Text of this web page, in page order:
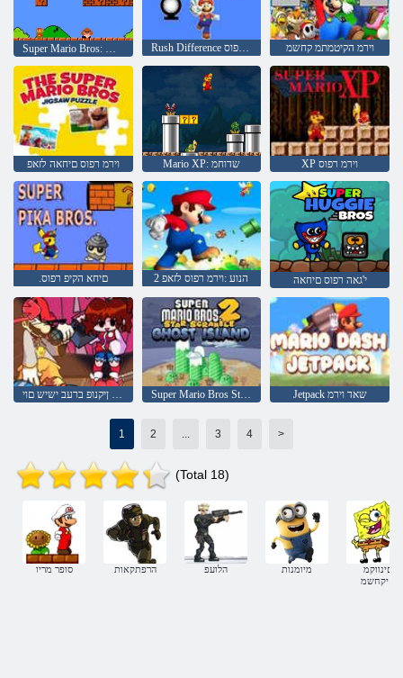
Super Mario Bros: הצירפ םינקחש ינש Rush Difference וירמ רפוס וירמ הקיטמתמ קחשמ
וירמ רפוס םיחאה לזאפ Mario XP: שדוחמ XP וירמ רפוס
.םיחא הקיפ רפוס 2 הנוע :וירמ רפוס לזאפ י'גאה רפוס םיחאה
וירמ הטסגנג דגנ ןיקנופ ברעב ישיש םוי Super Mario Bros Star Scramble 2 םיאפר יא Jetpack שאד וירמ
1 2 ... 3 4 >
(Total 18)
סופר מריו הרפתקאות הלועפ מיומנות
םינווקמ
םיקחשמ